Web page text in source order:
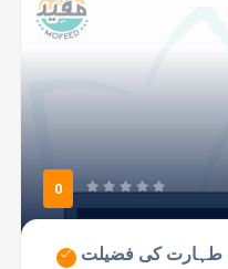
0
طہارت کی فضیلت